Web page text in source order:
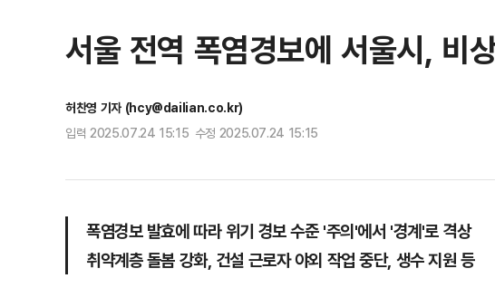
서울 전역 폭염경보에 서울시,
허찬영 기자 (hcy@dailian.co.kr)
입력 2025.07.24 15:15 수정 2025.07.24 15:15
폭염경보 발효에 따라 위기 경보 수준 '주의'에서 '경계'로 격상
취약계층 돌봄 강화, 건설 근로자 야외 작업 중단, 생수 지원 등